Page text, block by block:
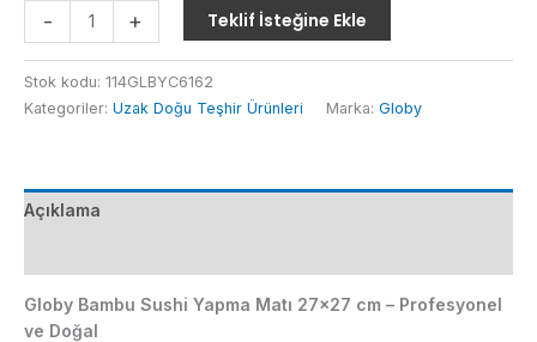
-
Bambu
Sushi
Yapma
Matı
adet
+ Teklif İsteğine Ekle
Stok kodu: 114GLBYC6162
Kategoriler: Uzak Doğu Teşhir Ürünleri Marka: Globy
Açıklama
Globy Bambu Sushi Yapma Matı 27×27 cm – Profesyonel
ve Doğal